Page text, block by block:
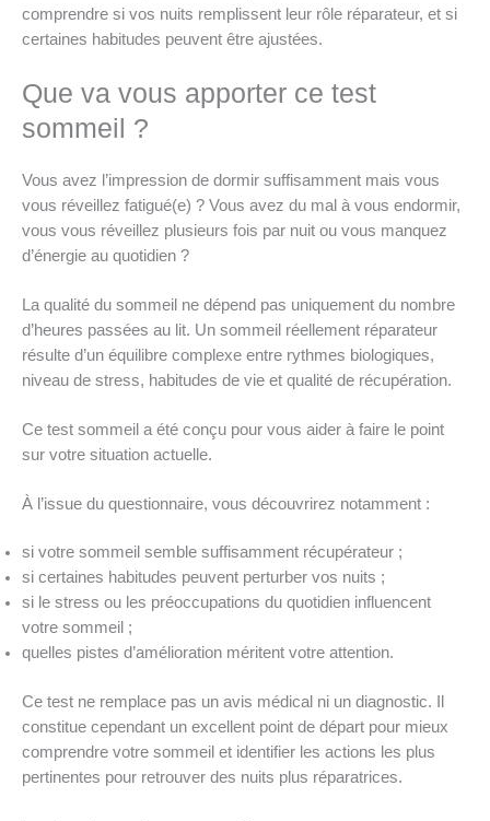
comprendre si vos nuits remplissent leur rôle réparateur, et si
certaines habitudes peuvent être ajustées.
Que va vous apporter ce test
sommeil ?
Vous avez l’impression de dormir suffisamment mais vous
vous réveillez fatigué(e) ? Vous avez du mal à vous endormir,
vous vous réveillez plusieurs fois par nuit ou vous manquez
d’énergie au quotidien ?
La qualité du sommeil ne dépend pas uniquement du nombre
d’heures passées au lit. Un sommeil réellement réparateur
résulte d’un équilibre complexe entre rythmes biologiques,
niveau de stress, habitudes de vie et qualité de récupération.
Ce test sommeil a été conçu pour vous aider à faire le point
sur votre situation actuelle.
À l’issue du questionnaire, vous découvrirez notamment :
si votre sommeil semble suffisamment récupérateur ;
si certaines habitudes peuvent perturber vos nuits ;
si le stress ou les préoccupations du quotidien influencent
votre sommeil ;
quelles pistes d’amélioration méritent votre attention.
Ce test ne remplace pas un avis médical ni un diagnostic. Il
constitue cependant un excellent point de départ pour mieux
comprendre votre sommeil et identifier les actions les plus
pertinentes pour retrouver des nuits plus réparatrices.